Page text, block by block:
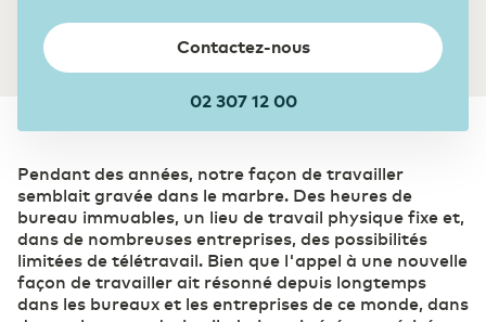
Contactez-nous
02 307 12 00
Pendant des années, notre façon de travailler
semblait gravée dans le marbre. Des heures de
bureau immuables, un lieu de travail physique fixe et,
dans de nombreuses entreprises, des possibilités
limitées de télétravail. Bien que l'appel à une nouvelle
façon de travailler ait résonné depuis longtemps
dans les bureaux et les entreprises de ce monde, dans